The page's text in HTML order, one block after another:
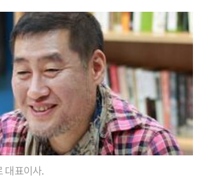
대표이사.